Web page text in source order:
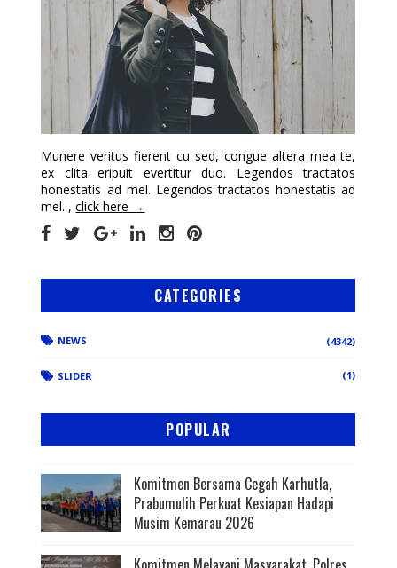
Munere veritus fierent cu sed, congue altera mea te,
ex clita eripuit evertitur duo. Legendos tractatos
honestatis ad mel. Legendos tractatos honestatis ad
mel. ,click here →
CATEGORIES
NEWS (4342)
SLIDER (1)
POPULAR
Komitmen Bersama Cegah Karhutla,
Prabumulih Perkuat Kesiapan Hadapi
Musim Kemarau 2026